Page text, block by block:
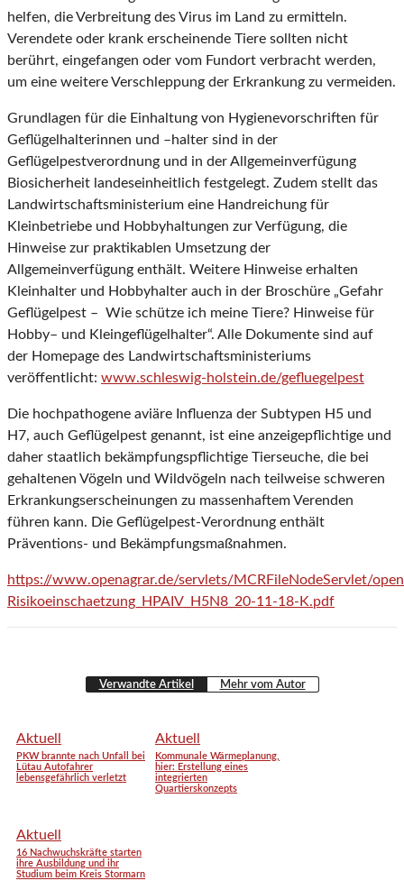
helfen, die Verbreitung des Virus im Land zu ermitteln.
Verendete oder krank erscheinende Tiere sollten nicht
berührt, eingefangen oder vom Fundort verbracht werden,
um eine weitere Verschleppung der Erkrankung zu vermeiden.
Grundlagen für die Einhaltung von Hygienevorschriften für
Geflügelhalterinnen und –halter sind in der
Geflügelpestverordnung und in der Allgemeinverfügung
Biosicherheit landeseinheitlich festgelegt. Zudem stellt das
Landwirtschaftsministerium eine Handreichung für
Kleinbetriebe und Hobbyhaltungen zur Verfügung, die
Hinweise zur praktikablen Umsetzung der
Allgemeinverfügung enthält. Weitere Hinweise erhalten
Kleinhalter und Hobbyhalter auch in der Broschüre „Gefahr
Geflügelpest – Wie schütze ich meine Tiere? Hinweise für
Hobby– und Kleingeflügelhalter“. Alle Dokumente sind auf
der Homepage des Landwirtschaftsministeriums
veröffentlicht: www.schleswig-holstein.de/gefluegelpest
Die hochpathogene aviäre Influenza der Subtypen H5 und
H7, auch Geflügelpest genannt, ist eine anzeigepflichtige und
daher staatlich bekämpfungspflichtige Tierseuche, die bei
gehaltenen Vögeln und Wildvögeln nach teilweise schweren
Erkrankungserscheinungen zu massenhaftem Verenden
führen kann. Die Geflügelpest-Verordnung enthält
Präventions- und Bekämpfungsmaßnahmen.
https://www.openagrar.de/servlets/MCRFileNodeServlet/
Risikoeinschaetzung_HPAIV_H5N8_20-11-18-K.pdf
Verwandte Artikel Mehr vom Autor
Aktuell
PKW brannte nach Unfall bei
Lütau Autofahrer
lebensgefährlich verletzt
Aktuell
Kommunale Wärmeplanung,
hier: Erstellung eines
integrierten
Quartierskonzepts
Aktuell
16 Nachwuchskräfte starten
ihre Ausbildung und ihr
Studium beim Kreis Stormarn